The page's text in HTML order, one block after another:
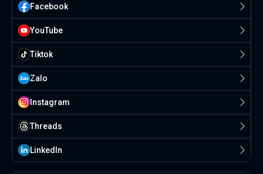
Facebook
YouTube
Tiktok
Zalo
Instagram
Threads
Linkedln